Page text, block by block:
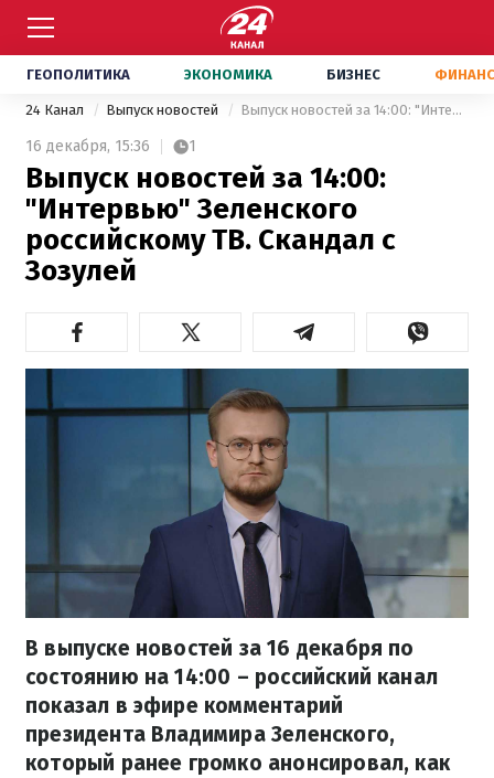
ГЕОПОЛИТИКА ЭКОНОМИКА БИЗНЕС
24 Канал Выпуск новостей Выпуск новостей за 14:00: "Интервью" Зеленского российскому ТВ. Скандал с Зозулей
16 декабря, 15:36 1
Выпуск новостей за 14:00:
"Интервью" Зеленского
российскому ТВ. Скандал с
Зозулей
В выпуске новостей за 16 декабря по
состоянию на 14:00 – российский канал
показал в эфире комментарий
президента Владимира Зеленского,
который ранее громко анонсировал, как